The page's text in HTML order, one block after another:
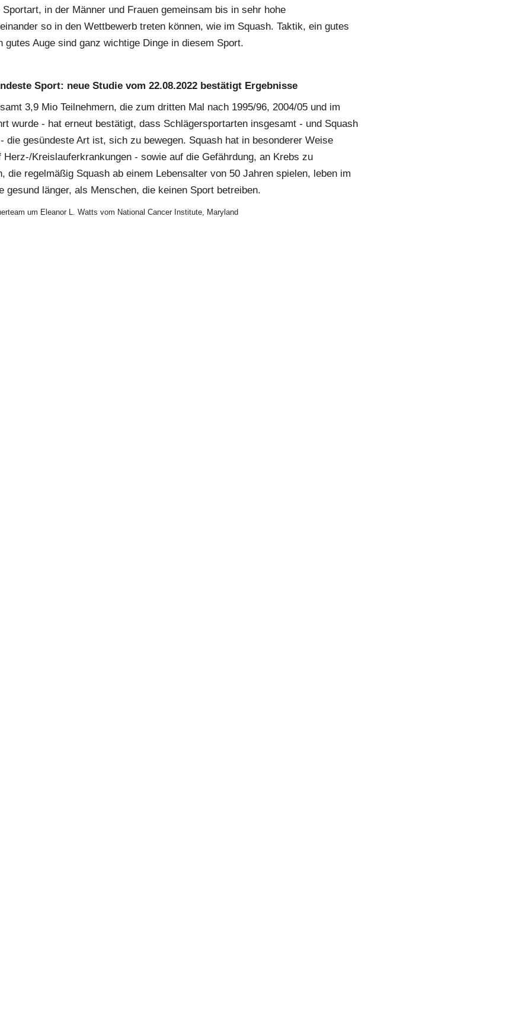
in der Männer und Frauen gemeinsam bis in sehr hohe
so in den Wettbewerb treten können, wie im Squash. Taktik, ein gutes
gutes Auge sind ganz wichtige Dinge in diesem Sport.
Sport: neue Studie vom 22.08.2022 bestätigt Ergebnisse
3,9 Mio Teilnehmern, die zum dritten Mal nach 1995/96, 2004/05 und im
wurde - hat erneut bestätigt, dass Schlägersportarten insgesamt - und Squash
die gesündeste Art ist, sich zu bewegen. Squash hat in besonderer Weise
Kreislauferkrankungen - sowie auf die Gefährdung, an Krebs zu
die regelmäßig Squash ab einem Lebensalter von 50 Jahren spielen, leben im
gesund länger, als Menschen, die keinen Sport betreiben.
um Eleanor L. Watts vom National Cancer Institute, Maryland